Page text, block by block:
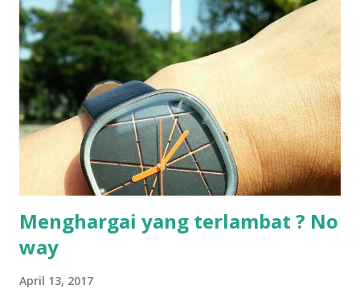
g
K
o
m
e
n
t
a
Menghargai yang terlambat ? No
way
April 13, 2017